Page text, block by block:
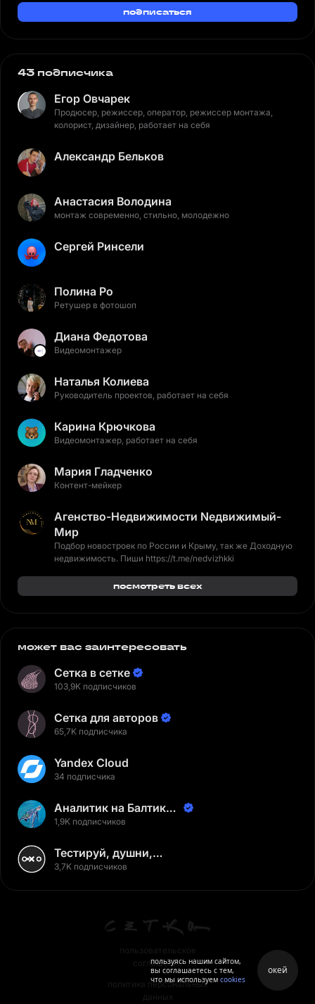
подписаться
43 подписчика
Егор Овчарек
Продюсер, режиссер, оператор, режиссер монтажа,
колорист, дизайнер, работает на себя
Александр Бельков
Анастасия Володина
монтаж современно, стильно, молодежно
Сергей Ринсели
Полина Ро
Ретушер в фотошоп
Диана Федотова
Видеомонтажер
Наталья Колиева
Руководитель проектов, работает на себя
Карина Крючкова
Видеомонтажер, работает на себя
Мария Гладченко
Контент-мейкер
Агенство-Недвижимости Nедвижимый-
Мир
Подбор новостроек по России и Крыму, так же Доходную
недвижимость. Пиши https://t.me/nedvizhkki
посмотреть всех
может вас заинтересовать
Сетка в сетке
103,9K подписчиков
Сетка для авторов
65,7K подписчика
Yandex Cloud
34 подписчика
Аналитик на Балтике |
Неверов Станислав
1,9K подписчиков
Тестируй, душни,
наслаждайся
3,7K подписчиков
пользовательское
соглашение
политика персональных
данных
пользуясь нашим сайтом,
вы соглашаетесь с тем,
что мы используем cookies
окей